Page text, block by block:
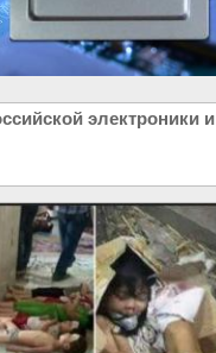
электроники и